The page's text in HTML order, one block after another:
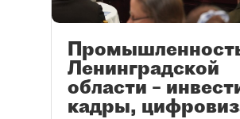
Ленинградской
области –
кадры,